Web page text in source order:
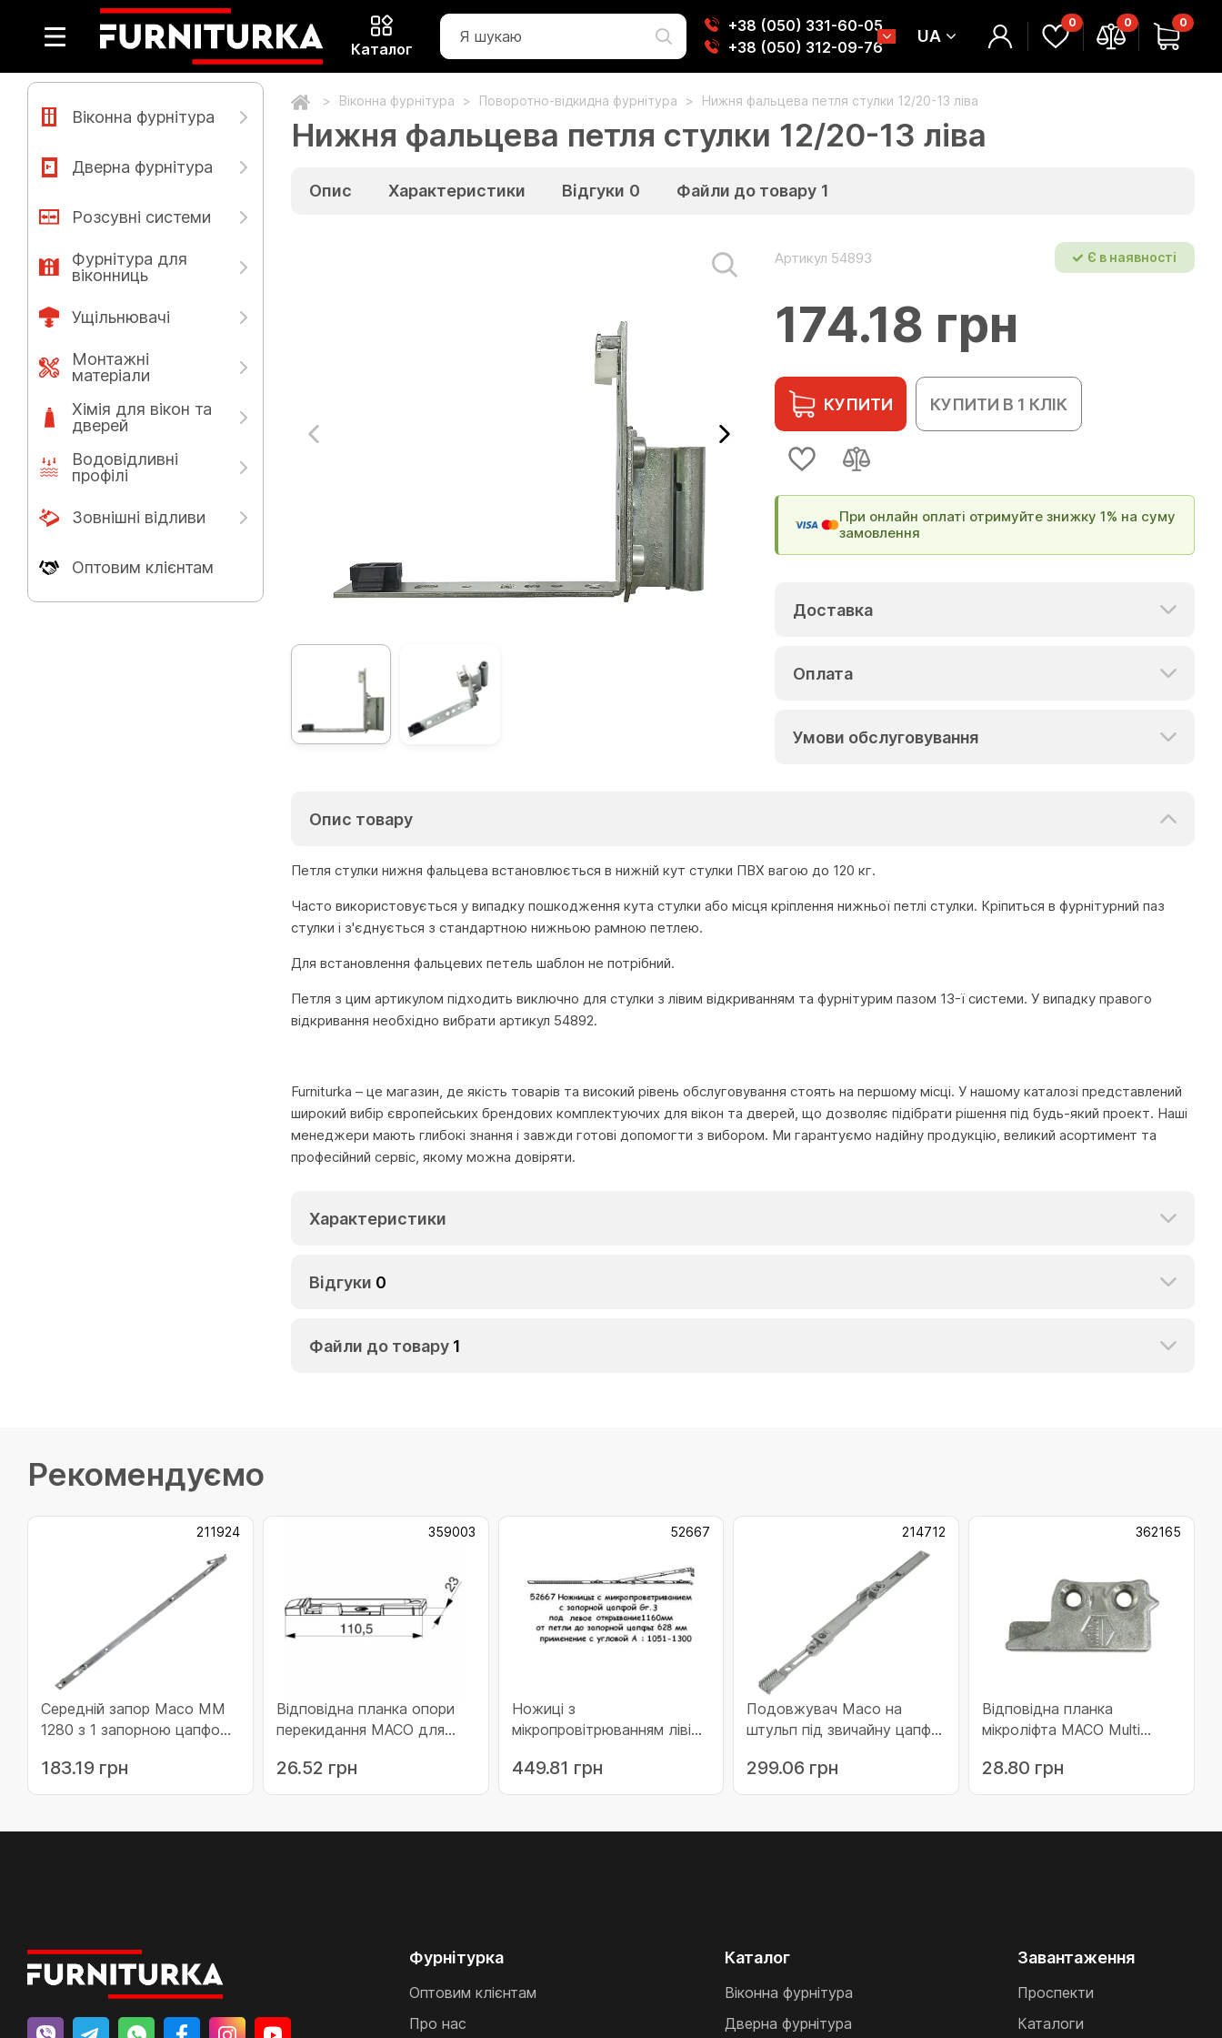
Каталог
+38 (050) 331-60-05
+38 (050) 312-09-76
UA
0 0 0
Віконна фурнітура
Дверна фурнітура
Розсувні системи
Фурнітура для
віконниць
Ущільнювачі
Монтажні
матеріали
Хімія для вікон та
дверей
Водовідливні
профілі
Зовнішні відливи
Оптовим клієнтам
Віконна фурнітура Поворотно-відкидна фурнітура Нижня фальцева петля стулки 12/20-13 ліва
Нижня фальцева петля стулки 12/20-13 ліва
Опис Характеристики Відгуки 0 Файли до товару 1
Артикул 54893 Є в наявності
174.18 грн
КУПИТИ КУПИТИ В 1 КЛІК
При онлайн оплаті отримуйте знижку 1% на суму
замовлення
Доставка
Оплата
Умови обслуговування
Опис товару
Петля стулки нижня фальцева встановлюється в нижній кут стулки ПВХ вагою до 120 кг.
Часто використовується у випадку пошкодження кута стулки або місця кріплення нижньої петлі стулки. Кріпиться в фурнітурний паз
стулки і з'єднується з стандартною нижньою рамною петлею.
Для встановлення фальцевих петель шаблон не потрібний.
Петля з цим артикулом підходить виключно для стулки з лівим відкриванням та фурнітурим пазом 13-ї системи. У випадку правого
відкривання необхідно вибрати артикул 54892.
Furniturka – це магазин, де якість товарів та високий рівень обслуговування стоять на першому місці. У нашому каталозі представлений
широкий вибір європейських брендових комплектуючих для вікон та дверей, що дозволяє підібрати рішення під будь-який проект. Наші
менеджери мають глибокі знання і завжди готові допомогти з вибором. Ми гарантуємо надійну продукцію, великий асортимент та
професійний сервіс, якому можна довіряти.
Характеристики
Відгуки 0
Файли до товару 1
Рекомендуємо
211924
Середній запор Maco MM
1280 з 1 запорною цапфою
183.19 грн
359003
Відповідна планка опори
перекидання МАСО для
гладкого фальца 12
фальцлюфту права
26.52 грн
52667
Ножиці з
мікропровітрюванням ліві
449.81 грн
214712
Подовжувач Maco на
штульп під звичайну цапфу
(214712)
299.06 грн
362165
Відповідна планка
мікроліфта MACO Multi
системи REHAU Geneo
SALAMANDER bluEvolution
28.80 грн
Фурнітурка
Оптовим клієнтам
Про нас
Каталог
Віконна фурнітура
Дверна фурнітура
Завантаження
Проспекти
Каталоги